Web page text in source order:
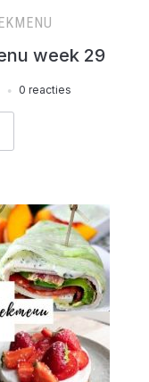
week 29
0 reacties